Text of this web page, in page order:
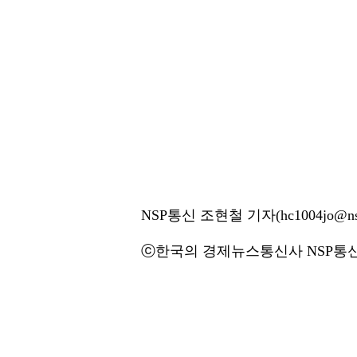
NSP통신 조현철 기자
ⓒ한국의 경제뉴스통신사 NSP통